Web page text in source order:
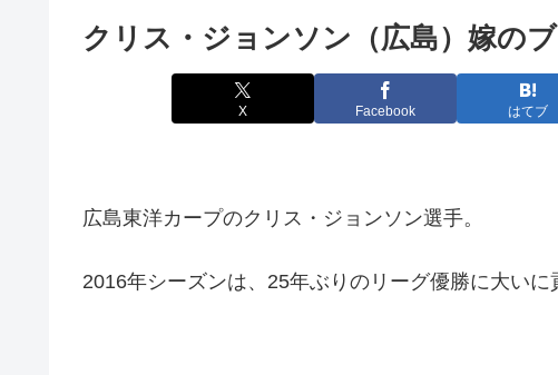
クリス・ジョンソン（広島）嫁の
X Facebook はてブ
広島東洋カープのクリス・ジョンソン選手。
2016年シーズンは、25年ぶりのリーグ優勝に大いに